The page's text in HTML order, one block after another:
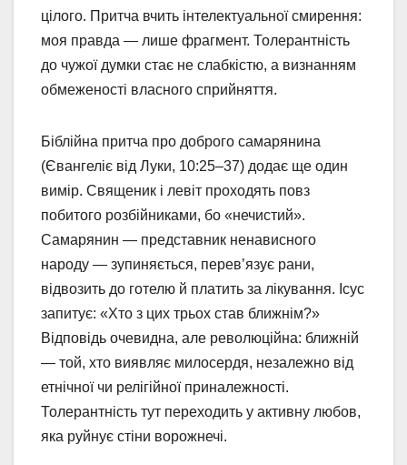
цілого. Притча вчить інтелектуальної смирення:
моя правда — лише фрагмент. Толерантність
до чужої думки стає не слабкістю, а визнанням
обмеженості власного сприйняття.
Біблійна притча про доброго самарянина
(Євангеліє від Луки, 10:25–37) додає ще один
вимір. Священик і левіт проходять повз
побитого розбійниками, бо «нечистий».
Самарянин — представник ненависного
народу — зупиняється, перев’язує рани,
відвозить до готелю й платить за лікування. Ісус
запитує: «Хто з цих трьох став ближнім?»
Відповідь очевидна, але революційна: ближній
— той, хто виявляє милосердя, незалежно від
етнічної чи релігійної приналежності.
Толерантність тут переходить у активну любов,
яка руйнує стіни ворожнечі.